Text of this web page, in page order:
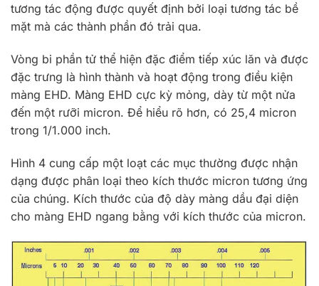
tương tác động được quyết định bởi loại tương tác bề
mặt mà các thành phần đó trải qua.
Vòng bi phần tử thể hiện đặc điểm tiếp xúc lăn và được
đặc trưng là hình thành và hoạt động trong điều kiện
màng EHD. Màng EHD cực kỳ mỏng, dày từ một nửa
đến một rưỡi micron. Để hiểu rõ hơn, có 25,4 micron
trong 1/1.000 inch.
Hình 4 cung cấp một loạt các mục thường được nhận
dạng được phân loại theo kích thước micron tương ứng
của chúng. Kích thước của độ dày màng dầu đại diện
cho màng EHD ngang bằng với kích thước của micron.